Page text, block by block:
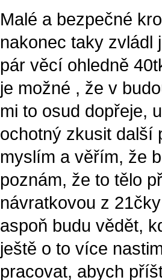
Malé a bezpečné
nakonec taky zvládl
pár věcí ohledně
je možné , že v
mi to osud dopřeje,
ochotný zkusit další
myslím a věřím, že
poznám, že to tělo
návratkovou z
aspoň budu vědět,
ještě o to více
pracovat, abych